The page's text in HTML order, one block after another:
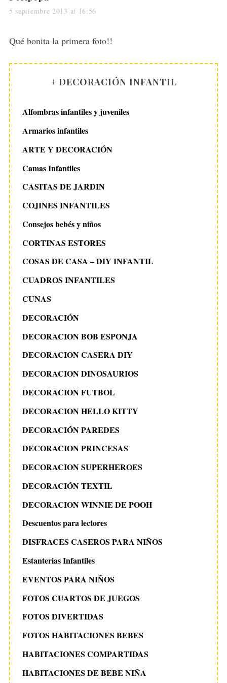
a
s
5 septiembre 2013 at 16:56
Qué bonita la primera foto!!
+ DECORACIÓN INFANTIL
Alfombras infantiles y juveniles
Armarios infantiles
ARTE Y DECORACIÓN
Camas Infantiles
CASITAS DE JARDIN
COJINES INFANTILES
Consejos bebés y niños
CORTINAS ESTORES
COSAS DE CASA – DIY INFANTIL
CUADROS INFANTILES
CUNAS
DECORACIÓN
DECORACION BOB ESPONJA
DECORACION CASERA DIY
DECORACION DINOSAURIOS
DECORACION FUTBOL
DECORACION HELLO KITTY
DECORACIÓN PAREDES
DECORACION PRINCESAS
DECORACION SUPERHEROES
DECORACIÓN TEXTIL
DECORACION WINNIE DE POOH
Descuentos para lectores
DISFRACES CASEROS PARA NIÑOS
Estanterias Infantiles
EVENTOS PARA NIÑOS
FOTOS CUARTOS DE JUEGOS
FOTOS DIVERTIDAS
FOTOS HABITACIONES BEBES
HABITACIONES COMPARTIDAS
HABITACIONES DE BEBE NIÑA